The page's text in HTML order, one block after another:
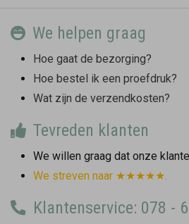
We helpen graag
Hoe gaat de bezorging?
Hoe bestel ik een proefdruk?
Wat zijn de verzendkosten?
Tevreden klanten
We willen graag dat onze
We streven naar ★★★★★.
Klantenservice: 078 -